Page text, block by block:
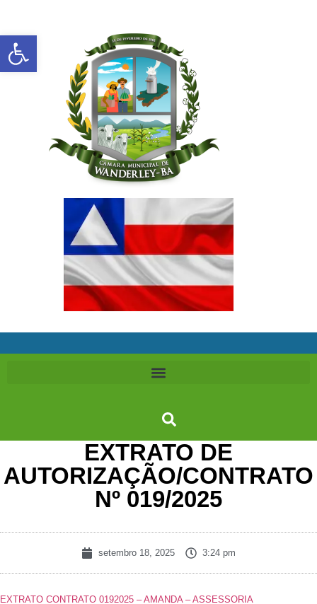
EXTRATO DE
AUTORIZAÇÃO/CONTRATO
Nº 019/2025
setembro 18, 2025 3:24 pm
EXTRATO CONTRATO 0192025 – AMANDA – ASSESSORIA
Abrir a barra de ferramentas